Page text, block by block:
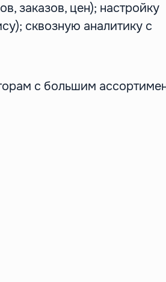
заказов, цен); настройку
сквозную аналитику с
с большим